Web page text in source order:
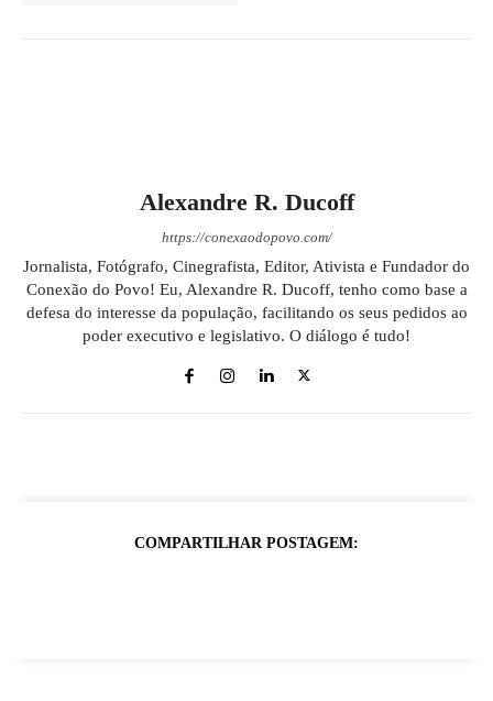
Alexandre R. Ducoff
https://conexaodopovo.com/
Jornalista, Fotógrafo, Cinegrafista, Editor, Ativista e Fundador do
Conexão do Povo! Eu, Alexandre R. Ducoff, tenho como base a
defesa do interesse da população, facilitando os seus pedidos ao
poder executivo e legislativo. O diálogo é tudo!
COMPARTILHAR POSTAGEM: